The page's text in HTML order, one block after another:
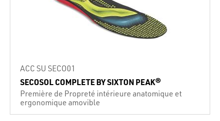
ACC SU SECO01
SECOSOL COMPLETE BY SIXTON PEAK®
Première de Propreté intérieure anatomique et
ergonomique amovible